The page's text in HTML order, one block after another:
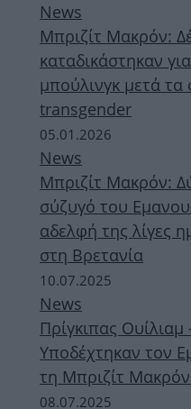
News
Μπριζίτ Μακρόν:
καταδικάστηκαν
μπούλινγκ μετά τα
transgender
05.01.2026
News
Μπριζίτ Μακρόν:
σύζυγό του
αδελφή της λίγες
στη Βρετανία
10.07.2025
News
Πρίγκιπας Ουίλιαμ
Υποδέχτηκαν τον
τη Μπριζίτ
08.07.2025